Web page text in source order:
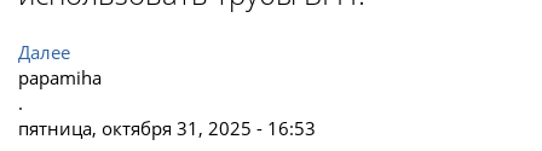
Далее
papamiha
.
пятница, октября 31, 2025 - 16:53